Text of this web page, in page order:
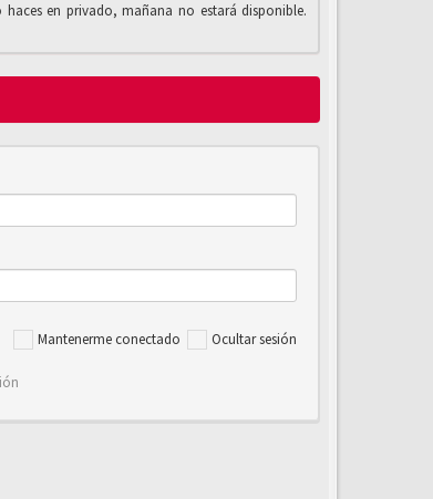
haces en privado, mañana no estará disponible.
Mantenerme conectado Ocultar sesión